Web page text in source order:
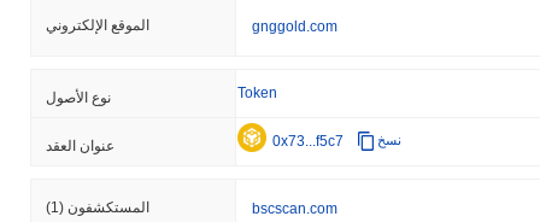
الموقع الإلكتروني gnggold.com
نوع الأصول Token
عنوان العقد 0x73...f5c7 نسخ
المستكشفون (1) bscscan.com